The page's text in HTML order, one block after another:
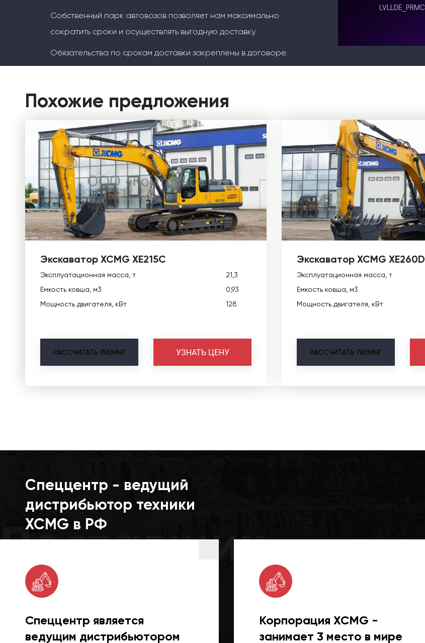
Собственный парк автовозов позволяет нам максимально
сократить сроки и осуществлять выгодную доставку.
Обязательства по срокам доставки закреплены в договоре.
Похожие предложения
Экскаватор XCMG XE215C
Эксплуатационная масса, т
21,3
Емкость ковша, м3
0,93
Мощность двигателя, кВт
128
РАССЧИТАТЬ ЛИЗИНГ УЗНАТЬ ЦЕНУ
Экскаватор XCMG XE260D
Эксплуатационная масса, т
Емкость ковша, м3
Мощность двигателя, кВт
РАССЧИТАТЬ ЛИЗИНГ
Спеццентр - ведущий
дистрибьютор техники
XCMG в РФ
Поставщик
Спеццентр является
ведущим дистрибьютором
Корпорация XCMG -
занимает 3 место в мире